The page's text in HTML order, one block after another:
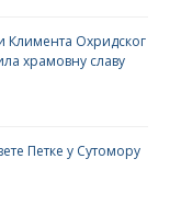
Климента Охридског
храмовну славу
Петке у Сутомору